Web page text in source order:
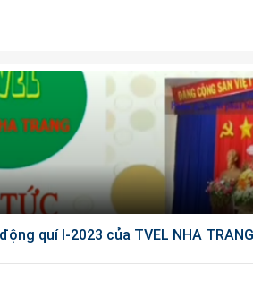
quí I-2023 của TVEL NHA TRANG